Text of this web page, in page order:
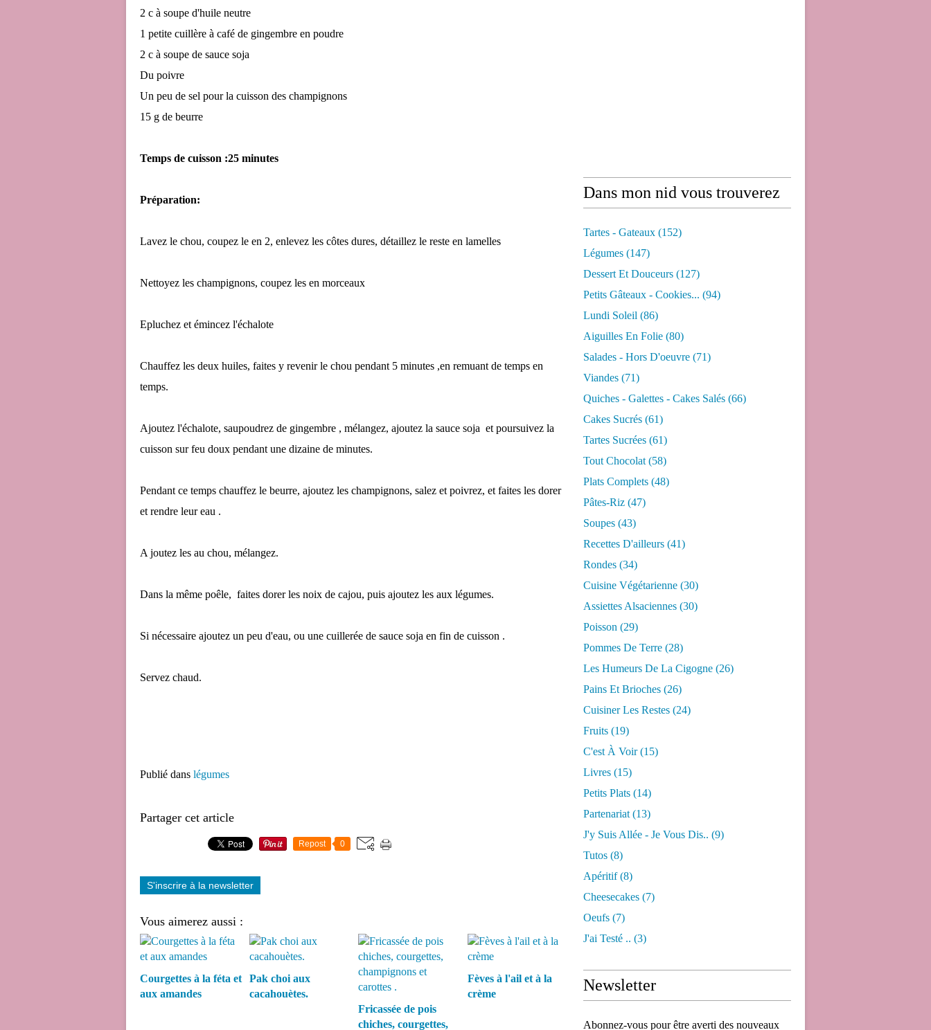
2 c à soupe d'huile neutre
1 petite cuillère à café de gingembre en poudre
2 c à soupe de sauce soja
Du poivre
Un peu de sel pour la cuisson des champignons
15 g de beurre
Temps de cuisson :25 minutes
Préparation:
Lavez le chou, coupez le en 2, enlevez les côtes dures, détaillez le reste en lamelles
Nettoyez les champignons, coupez les en morceaux
Epluchez et émincez l'échalote
Chauffez les deux huiles, faites y revenir le chou pendant 5 minutes ,en remuant de temps en
temps.
Ajoutez l'échalote, saupoudrez de gingembre , mélangez, ajoutez la sauce soja et poursuivez la
cuisson sur feu doux pendant une dizaine de minutes.
Pendant ce temps chauffez le beurre, ajoutez les champignons, salez et poivrez, et faites les dorer
et rendre leur eau .
A joutez les au chou, mélangez.
Dans la même poêle, faites dorer les noix de cajou, puis ajoutez les aux légumes.
Si nécessaire ajoutez un peu d'eau, ou une cuillerée de sauce soja en fin de cuisson .
Servez chaud.
Publié dans légumes
Partager cet article
Repost 0
S'inscrire à la newsletter
Vous aimerez aussi :
Courgettes à la féta et
aux amandes
Pak choi aux
cacahouètes.
Fricassée de pois
chiches, courgettes,
Fèves à l'ail et à la
crème
Dans mon nid vous trouverez
Tartes - Gateaux (152)
Légumes (147)
Dessert Et Douceurs (127)
Petits Gâteaux - Cookies... (94)
Lundi Soleil (86)
Aiguilles En Folie (80)
Salades - Hors D'oeuvre (71)
Viandes (71)
Quiches - Galettes - Cakes Salés (66)
Cakes Sucrés (61)
Tartes Sucrées (61)
Tout Chocolat (58)
Plats Complets (48)
Pâtes-Riz (47)
Soupes (43)
Recettes D'ailleurs (41)
Rondes (34)
Cuisine Végétarienne (30)
Assiettes Alsaciennes (30)
Poisson (29)
Pommes De Terre (28)
Les Humeurs De La Cigogne (26)
Pains Et Brioches (26)
Cuisiner Les Restes (24)
Fruits (19)
C'est À Voir(15)
Livres (15)
Petits Plats (14)
Partenariat (13)
J'y Suis Allée - Je Vous Dis.. (9)
Tutos (8)
Apéritif(8)
Cheesecakes (7)
Oeufs (7)
J'ai Testé .. (3)
Newsletter
Abonnez-vous pour être averti des nouveaux